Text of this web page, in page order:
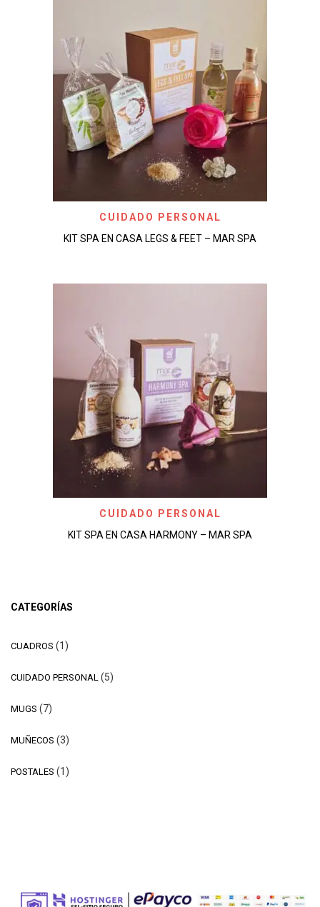
CUIDADO PERSONAL
KIT SPA EN CASA LEGS & FEET – MAR SPA
CUIDADO PERSONAL
KIT SPA EN CASA HARMONY – MAR SPA
CATEGORÍAS
CUADROS 1 producto
CUIDADO PERSONAL 5productos
MUGS 7productos
MUÑECOS 3productos
POSTALES 1 producto